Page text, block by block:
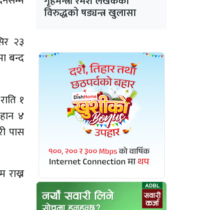
२३
बन्द
१
४
पास
विरुद्धकाे षड्यन्त्र खुलासा